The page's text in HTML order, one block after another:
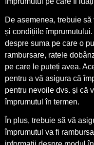
De asemenea, trebuie
și condițiile
despre suma pe care o
rambursare, ratele
pe care le puteți avea.
pentru a vă asigura că
pentru nevoile dvs. și că
împrumutul în termen.
În plus, trebuie să vă
împrumutul va fi